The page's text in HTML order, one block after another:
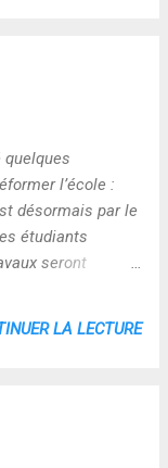
quelques
l’école :
désormais par le
étudiants
seront
LA LECTURE